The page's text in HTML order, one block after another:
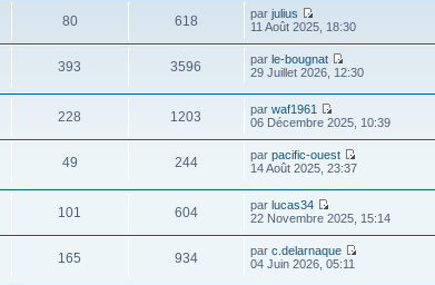
80 618 parjulius
11 Août 2025, 18:30
393 3596 parle-bougnat
29 Juillet 2026, 12:30
228 1203 parwaf1961
06 Décembre 2025, 10:39
49 244 parpacific-ouest
14 Août 2025, 23:37
101 604 parlucas34
22 Novembre 2025, 15:14
165 934 parc.delarnaque
04 Juin 2026, 05:11